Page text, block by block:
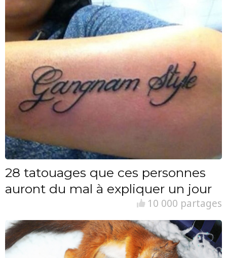
28 tatouages que ces personnes
auront du mal à expliquer un jour
10 000 partages